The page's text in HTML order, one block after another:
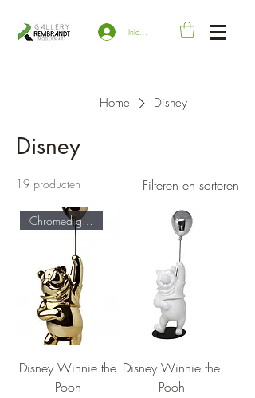
Inloggen
Home Disney
Disney
19 producten Filteren en sorteren
Chromed gold
Disney Winnie the
Pooh
Disney Winnie the
Pooh